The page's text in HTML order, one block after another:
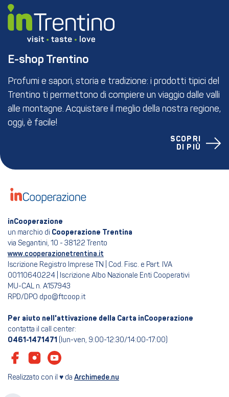
E-shop Trentino
Profumi e sapori, storia e tradizione: i prodotti tipici del
Trentino ti permettono di compiere un viaggio dalle valli
alle montagne. Acquistare il meglio della nostra regione,
oggi, è facile!
SCOPRI
DI PIÙ
inCooperazione
un marchio di Cooperazione Trentina
via Segantini, 10 - 38122 Trento
www.cooperazionetrentina.it
Iscrizione Registro Imprese TN | Cod. Fisc. e Part. IVA
00110640224 | Iscrizione Albo Nazionale Enti Cooperativi
MU-CAL n. A157943
RPD/DPO dpo@ftcoop.it
Per aiuto nell'attivazione della Carta inCooperazione
contatta il call center:
0461-1471471 (lun-ven, 9:00-12:30/14:00-17:00)
Realizzato con il ♥ da Archimede.nu